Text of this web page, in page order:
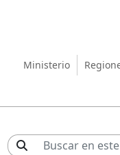
las
Ministerio